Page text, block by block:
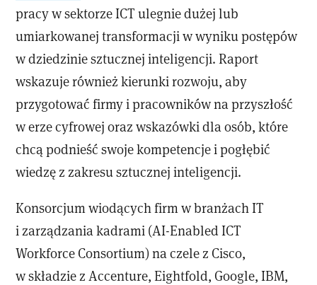
pracy w sektorze ICT ulegnie dużej lub
umiarkowanej transformacji w wyniku postępów
w dziedzinie sztucznej inteligencji. Raport
wskazuje również kierunki rozwoju, aby
przygotować firmy i pracowników na przyszłość
w erze cyfrowej oraz wskazówki dla osób, które
chcą podnieść swoje kompetencje i pogłębić
wiedzę z zakresu sztucznej inteligencji.
Konsorcjum wiodących firm w branżach IT
i zarządzania kadrami (AI-Enabled ICT
Workforce Consortium) na czele z Cisco,
w składzie z Accenture, Eightfold, Google, IBM,